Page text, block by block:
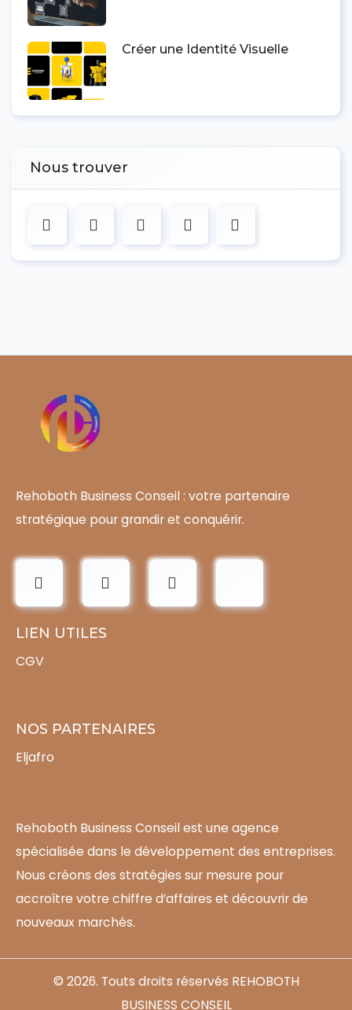
Créer une Identité Visuelle
Nous trouver
Rehoboth Business Conseil : votre partenaire
stratégique pour grandir et conquérir.
LIEN UTILES
CGV
NOS PARTENAIRES
Eljafro
Rehoboth Business Conseil est une agence
spécialisée dans le développement des entreprises.
Nous créons des stratégies sur mesure pour
accroître votre chiffre d’affaires et découvrir de
nouveaux marchés.
© 2026. Touts droits réservés REHOBOTH
BUSINESS CONSEIL